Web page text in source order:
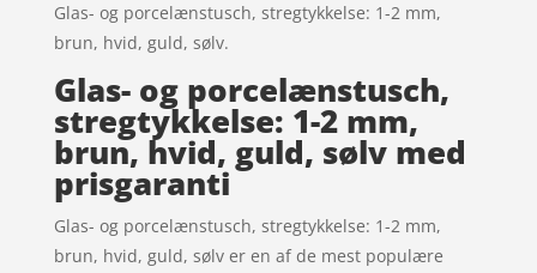
Glas- og porcelænstusch, stregtykkelse: 1-2 mm,
brun, hvid, guld, sølv.
Glas- og porcelænstusch,
stregtykkelse: 1-2 mm,
brun, hvid, guld, sølv med
prisgaranti
Glas- og porcelænstusch, stregtykkelse: 1-2 mm,
brun, hvid, guld, sølv er en af de mest populære